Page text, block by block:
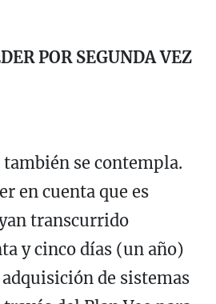
POR SEGUNDA VEZ
se contempla.
en cuenta que es
transcurrido
y cinco días (un año)
de sistemas